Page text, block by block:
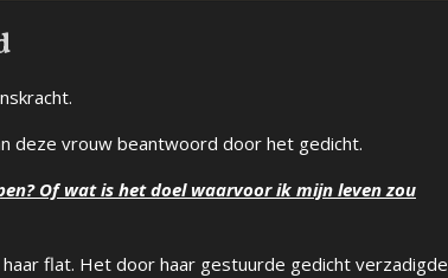
deze vrouw beantwoord door het gedicht.
Of wat is het doel waarvoor ik mijn leven zou
flat. Het door haar gestuurde gedicht verzadigde